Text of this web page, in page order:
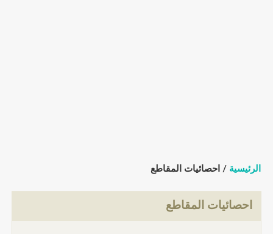
الرئيسية / احصائيات المقاطع
احصائيات المقاطع